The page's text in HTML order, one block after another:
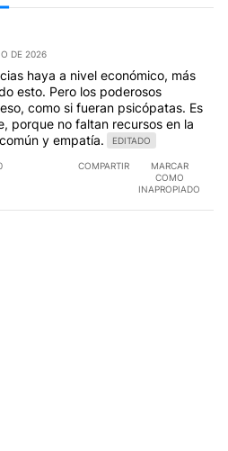
DE 2026
haya a nivel económico, más
esto. Pero los poderosos
como si fueran psicópatas. Es
porque no faltan recursos en la
y empatía.
EDITADO
COMPARTIR
MARCAR
COMO
INAPROPIADO